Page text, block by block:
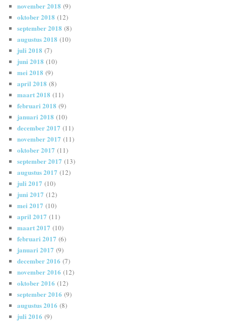
november 2018 (9)
oktober 2018 (12)
september 2018 (8)
augustus 2018 (10)
juli 2018 (7)
juni 2018 (10)
mei 2018 (9)
april 2018 (8)
maart 2018 (11)
februari 2018 (9)
januari 2018 (10)
december 2017 (11)
november 2017 (11)
oktober 2017 (11)
september 2017 (13)
augustus 2017 (12)
juli 2017 (10)
juni 2017 (12)
mei 2017 (10)
april 2017 (11)
maart 2017 (10)
februari 2017 (6)
januari 2017 (9)
december 2016 (7)
november 2016 (12)
oktober 2016 (12)
september 2016 (9)
augustus 2016 (8)
juli 2016 (9)